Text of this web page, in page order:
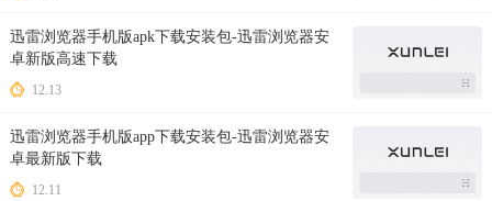
迅雷浏览器手机版apk下载安装包-迅雷浏览器安
卓新版高速下载
12.13
迅雷浏览器手机版app下载安装包-迅雷浏览器安
卓最新版下载
12.11